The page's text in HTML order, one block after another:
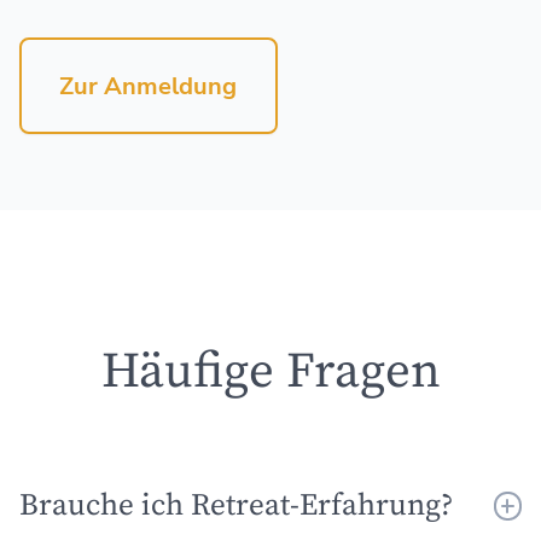
Zur Anmeldung
Häufige Fragen
Brauche ich Retreat-Erfahrung?